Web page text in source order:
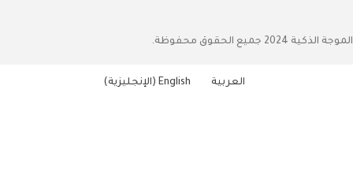
الموجة الذكية 2024 جميع الحقوق محفوظة.
العربية English
(الإنجليزية )